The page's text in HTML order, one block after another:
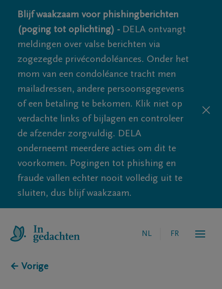
Blijf waakzaam voor phishingberichten
(poging tot oplichting) - DELA ontvangt
meldingen over valse berichten via
zogezegde privécondoléances. Onder het
mom van een condoléance tracht men
mailadressen, andere persoonsgegevens
of een betaling te bekomen. Klik niet op
verdachte links of bijlagen en controleer
de afzender zorgvuldig. DELA
onderneemt meerdere acties om dit te
voorkomen. Pogingen tot phishing en
fraude vallen echter nooit volledig uit te
sluiten, dus blijf waakzaam.
NL FR
← Vorige